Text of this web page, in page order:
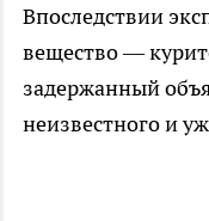
Впоследствии
вещество —
задержанный
неизвестного и